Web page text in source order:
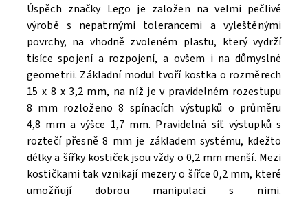
Úspěch značky Lego je založen na velmi pečlivé
výrobě s nepatrnými tolerancemi a vyleštěnými
povrchy, na vhodně zvoleném plastu, který vydrží
tisíce spojení a rozpojení, a ovšem i na důmyslné
geometrii. Základní modul tvoří kostka o rozměrech
15 x 8 x 3,2 mm, na níž je v pravidelném rozestupu
8 mm rozloženo 8 spínacích výstupků o průměru
4,8 mm a výšce 1,7 mm. Pravidelná síť výstupků s
roztečí přesně 8 mm je základem systému, kdežto
délky a šířky kostiček jsou vždy o 0,2 mm menší. Mezi
kostičkami tak vznikají mezery o šířce 0,2 mm, které
umožňují dobrou manipulaci s nimi.